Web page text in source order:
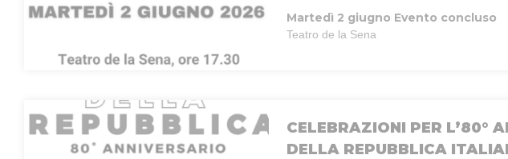
Martedì 2 giugno Evento concluso
Teatro de la Sena
CELEBRAZIONI PER L’80°
DELLA REPUBBLICA